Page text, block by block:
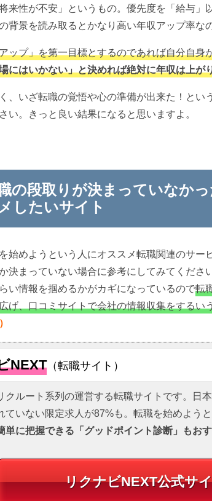
来性が不安」というもの。優先度を「給与」
背景を読み取るとかなり高い年収アップ率な
ップ」を第一目標とするのであれば自分自身
にはいかない」と決めれば絶対に年収は上が
、いざ転職の覚悟や心の準備が出来た！とい
い。きっと良い結果になると思いますよ。
の段取りが決まっていなかっ
したいサイト
始めようという人にオススメ転職関連のサー
決まっていない場合に参考にしてみてください
い情報を掴めるかがカギになっているので転
げ、口コミサイトで会社の情報収集をするい
NEXT（転職サイト）
クルート系列の運営する転職サイトです。日
ていない限定求人が87%も。転職を始めよう
単に把握できる「グッドポイント診断」もおす
リクナビNEXT公式サ